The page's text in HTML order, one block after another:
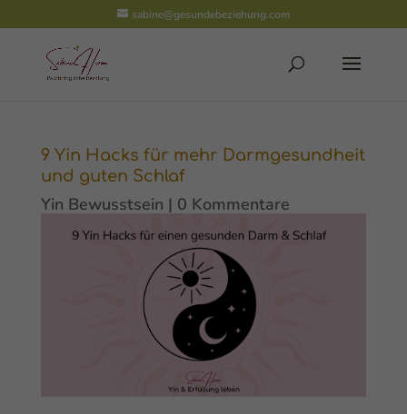
sabine@gesundebeziehung.com
9 Yin Hacks für mehr Darmgesundheit
und guten Schlaf
Yin Bewusstsein | 0 Kommentare